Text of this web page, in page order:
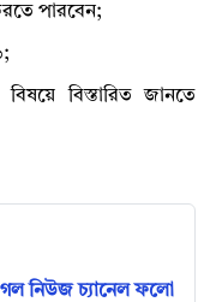
পারবেন;
বিস্তারিত জানতে
নিউজ চ্যানেল ফলো